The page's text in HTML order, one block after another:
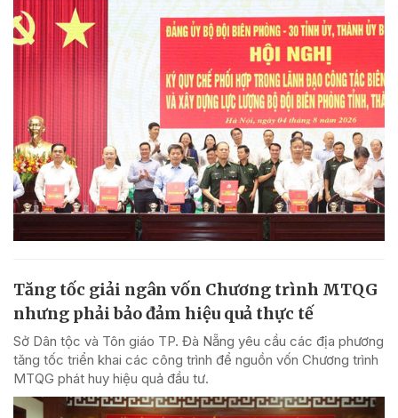
Tăng tốc giải ngân vốn Chương trình MTQG
nhưng phải bảo đảm hiệu quả thực tế
Sở Dân tộc và Tôn giáo TP. Đà Nẵng yêu cầu các địa phương
tăng tốc triển khai các công trình để nguồn vốn Chương trình
MTQG phát huy hiệu quả đầu tư.